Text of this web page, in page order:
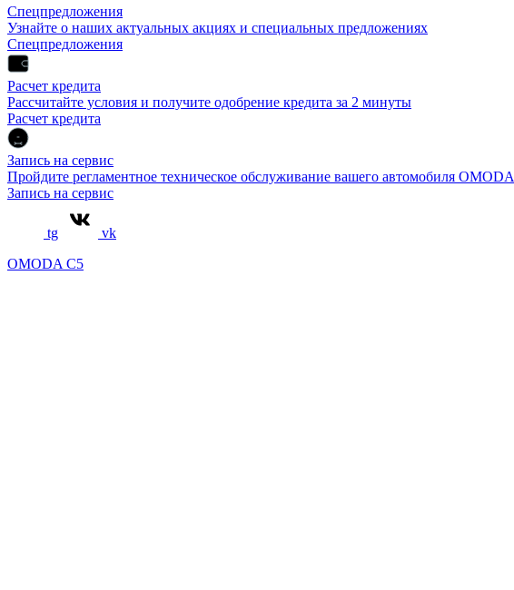
Спецпредложения
Узнайте о наших актуальных акциях и специальных предложениях
Спецпредложения
Расчет кредита
Рассчитайте условия и получите одобрение кредита за 2 минуты
Расчет кредита
Запись на сервис
Пройдите регламентное техническое обслуживание вашего автомобиля OMODA
Запись на сервис
tg
vk
OMODA C5